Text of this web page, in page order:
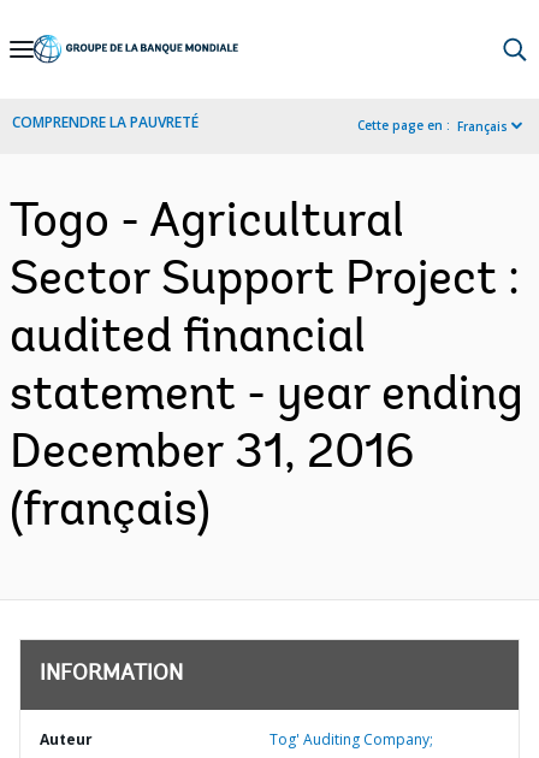
Skip
Navigation
COMPRENDRE LA PAUVRETÉ Cette page en : Français
Togo - Agricultural
Sector Support Project :
audited financial
statement - year ending
December 31, 2016
(français)
INFORMATION
Auteur Tog' Auditing Company;